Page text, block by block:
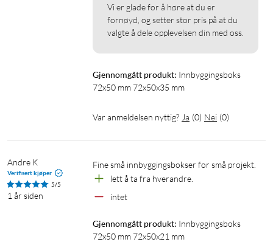
Vi er glade for å høre at du er
fornøyd, og setter stor pris på at du
valgte å dele opplevelsen din med oss.
Gjennomgått produkt: Innbyggingsboks
72x50 mm 72x50x35 mm
Var anmeldelsen nyttig? Ja (0) Nei (0)
Andre K
Verifisert kjøper
5/5
1 år siden
lett å ta fra hverandre.
intet
Gjennomgått produkt: Innbyggingsboks
72x50 mm 72x50x21 mm